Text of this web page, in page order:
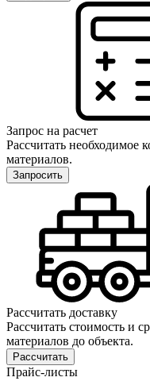
Запрос на расчет
Рассчитать необходимое
материалов.
Запросить
Рассчитать доставку
Рассчитать стоимость и
материалов до объекта.
Рассчитать
Прайс-листы